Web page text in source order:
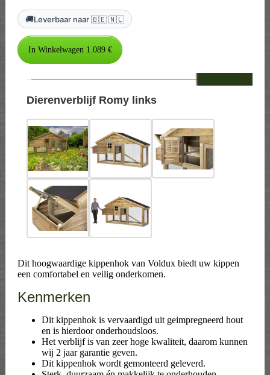
🚚Leverbaar naar 🇧🇪 🇳🇱
--
Dierenverblijf Romy links
Dit hoogwaardige kippenhok van Voldux biedt uw kippen
een comfortabel en veilig onderkomen.
Kenmerken
Dit kippenhok is vervaardigd uit geimpregneerd hout
en is hierdoor onderhoudsloos.
Het verblijf is van zeer hoge kwaliteit, daarom kunnen
wij 2 jaar garantie geven.
Dit kippenhok wordt gemonteerd geleverd.